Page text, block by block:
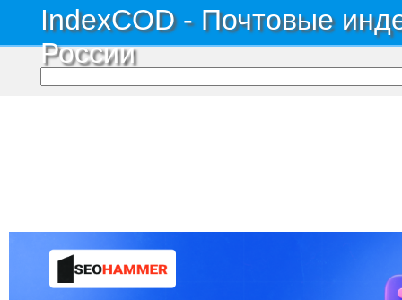
IndexCOD - Почтовые
России